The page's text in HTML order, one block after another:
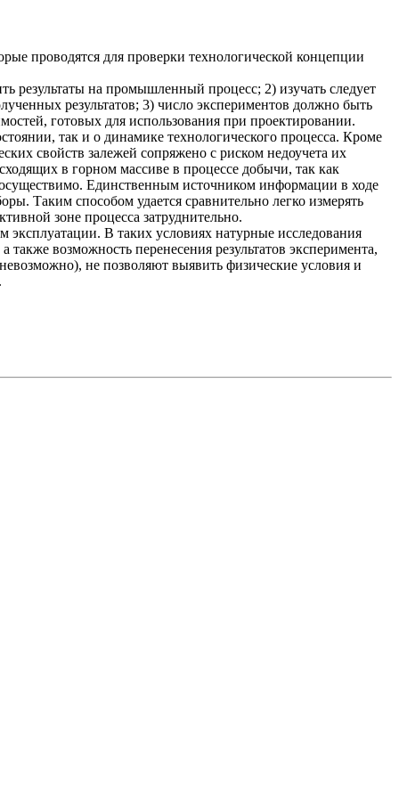
проводятся для проверки технологической концепции
результаты на промышленный процесс; 2) изучать следует
результатов; 3) число экспериментов должно быть
готовых для использования при проектировании.
так и о динамике технологического процесса. Кроме
свойств залежей сопряжено с риском недоучета их
в горном массиве в процессе добычи, так как
Единственным источником информации в ходе
Таким способом удается сравнительно легко измерять
зоне процесса затруднительно.
В таких условиях натурные исследования
возможность перенесения результатов эксперимента,
не позволяют выявить физические условия и